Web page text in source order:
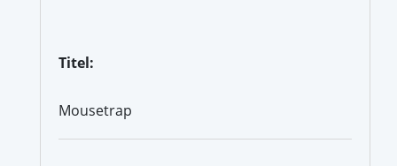
Titel:
Mousetrap